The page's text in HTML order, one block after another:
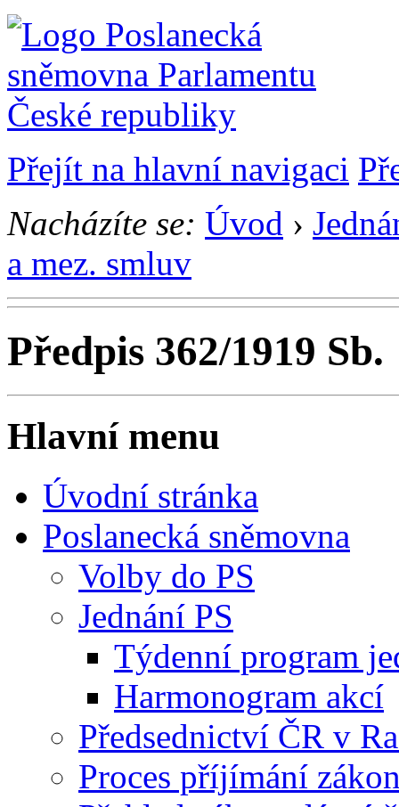
Přejít na hlavní navigaci
Nacházíte se: Úvod ›
a mez. smluv
Předpis 362/1919 Sb.
Hlavní menu
Úvodní stránka
Poslanecká sněmovna
Volby do PS
Jednání PS
Týdenní program
Harmonogram akcí
Předsednictví ČR v
Proces příjímání